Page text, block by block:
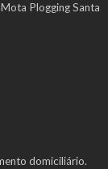
Plogging Santa
domiciliário.